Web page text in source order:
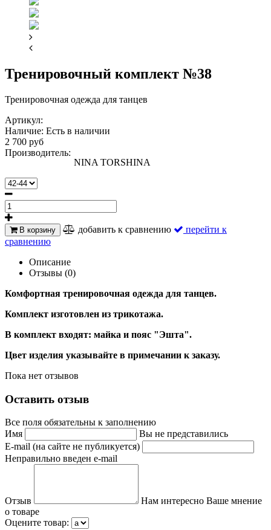
Тренировочный комплект №38
Тренировочная одежда для танцев
Артикул:
Наличие: Есть в наличии
2 700 руб
Производитель:
NINA TORSHINA
В корзину добавить к сравнению
перейти к
сравнению
Описание
Отзывы (0)
Комфортная тренировочная одежда для танцев.
Комплект изготовлен из трикотажа.
В комплект входят: майка и пояс "Эшта".
Цвет изделия указывайте в примечании к заказу.
Пока нет отзывов
Оставить отзыв
Все поля обязательны к заполнению
Имя
Вы не представились
E-mail (на сайте не публикуется)
Неправильно введен e-mail
Отзыв
Нам интересно Ваше мнение
о товаре
Оцените товар: